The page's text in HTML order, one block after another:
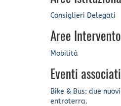
Consiglieri Delegati
Aree Intervento
Mobilità
Eventi associati
Bike & Bus: due
entroterra.